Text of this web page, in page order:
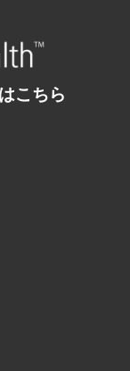
こちら